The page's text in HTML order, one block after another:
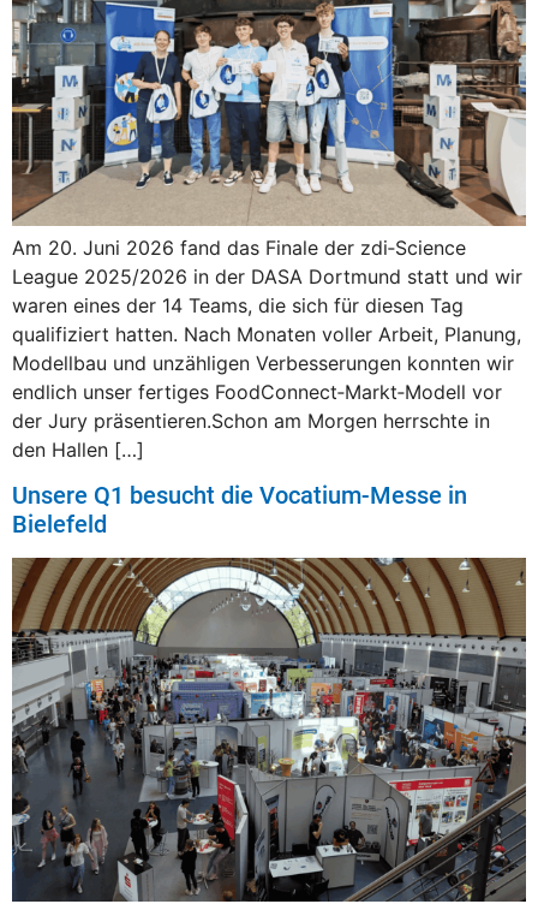
Am 20. Juni 2026 fand das Finale der zdi‑Science
League 2025/2026 in der DASA Dortmund statt und wir
waren eines der 14 Teams, die sich für diesen Tag
qualifiziert hatten. Nach Monaten voller Arbeit, Planung,
Modellbau und unzähligen Verbesserungen konnten wir
endlich unser fertiges FoodConnect‑Markt‑Modell vor
der Jury präsentieren.Schon am Morgen herrschte in
den Hallen […]
Unsere Q1 besucht die Vocatium-Messe in
Bielefeld